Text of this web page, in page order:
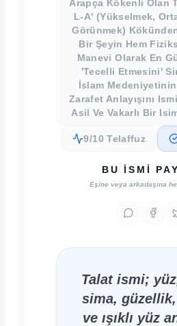
Arapça Kökenli Olan
L-A' (yükselmek,
Görünmek)
Bir Şeyin Hem
Manevi Olarak En
'tecelli Etmesini'
İslam
Zarafet Anlayışını
Asil Ve Vakarlı Bir
9/10 Telaffuz
BU İSMI
Eşine veya arkadaşına
Talat ismi;
sima,
ve ışıklı yüz